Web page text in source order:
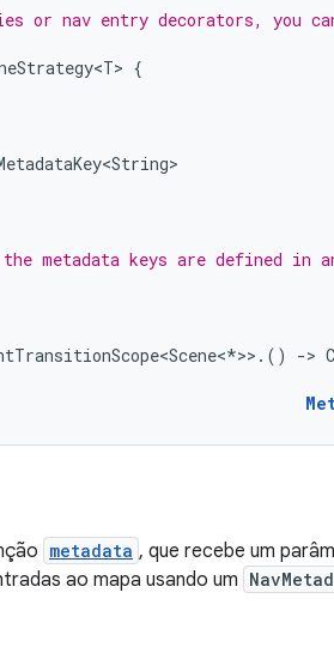
or nav entry decorators, you
{
metadata keys are defined in
<*>> .() ->
metadata , que recebe um
ao mapa usando um